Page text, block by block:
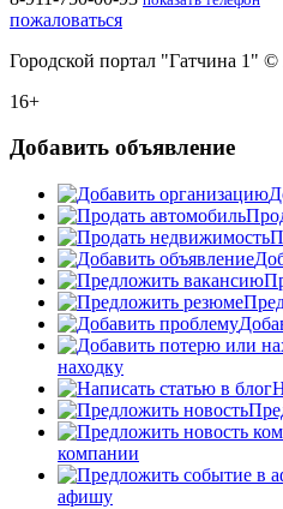
пожаловаться
Городской портал "Гатчина 1"
16+
Добавить объявление
находку
компании
афишу